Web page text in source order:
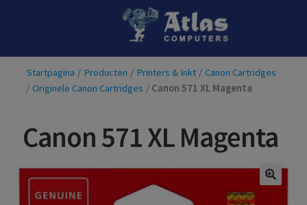
Ga
naar
navigatie
Ga
de
inhoud
Startpagina / Producten / Printers & Inkt / Canon Cartridges
/ Originele Canon Cartridges / Canon 571 XL Magenta
Canon 571 XL Magenta